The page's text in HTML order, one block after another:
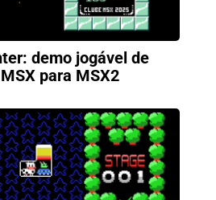
demo jogável de
para MSX2